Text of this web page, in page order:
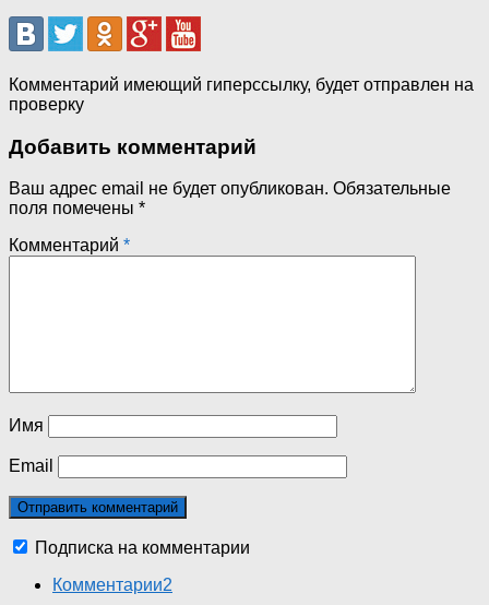
Комментарий имеющий гиперссылку, будет отправлен на
проверку
Добавить комментарий
Ваш адрес email не будет опубликован. Обязательные
поля помечены *
Комментарий *
Имя
Email
Подписка на комментарии
Комментарии2